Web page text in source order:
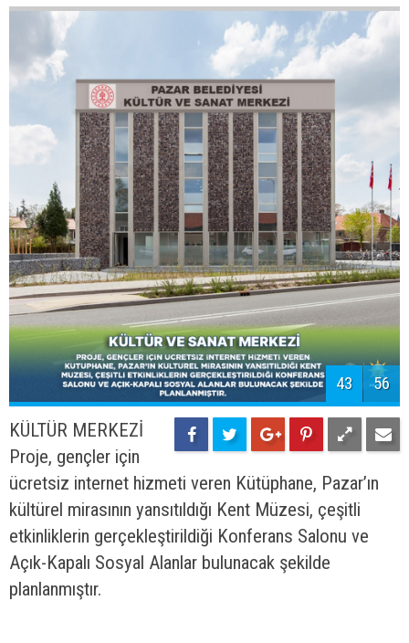
KAPALI PAZAR YERİ
PROJESİ
Hemşin Deresi yanında kurulacak olan kapalı pazar
yeri sayesinde pazarcılarımıza ve halkımıza daha
konforlu alışveriş imkanı sağlanacaktır.